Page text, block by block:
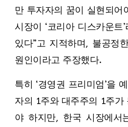
만 투자자의 꿈이 실현되어
시장이 ‘코리아 디스카운트
있다”고 지적하며, 불공정
원인이라고 주장했다.
특히 ‘경영권 프리미엄’을
자의 1주와 대주주의 1주가
야 하지만, 한국 시장에서